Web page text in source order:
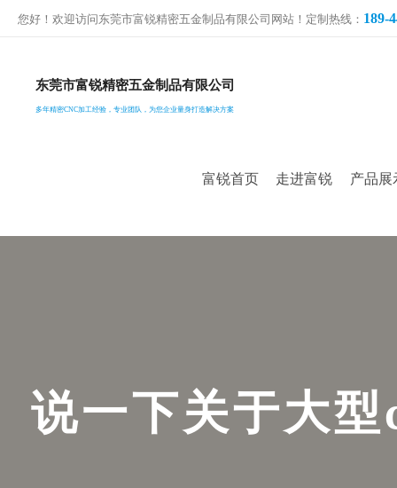
您好！欢迎访问东莞市富锐精密五金制品有限公司网站！定制热线： 189-
东莞市富锐精密五金制品有限公司
多年精密CNC加工经验，专业团队，为您企业量身打造解决方案
富锐首页 走进富锐 产品展
说一下关于大型